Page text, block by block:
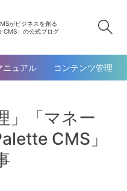
がビジネスを創る
CMS」の公式ブログ
ニュアル コンテンツ管理
」「マネー
CMS」